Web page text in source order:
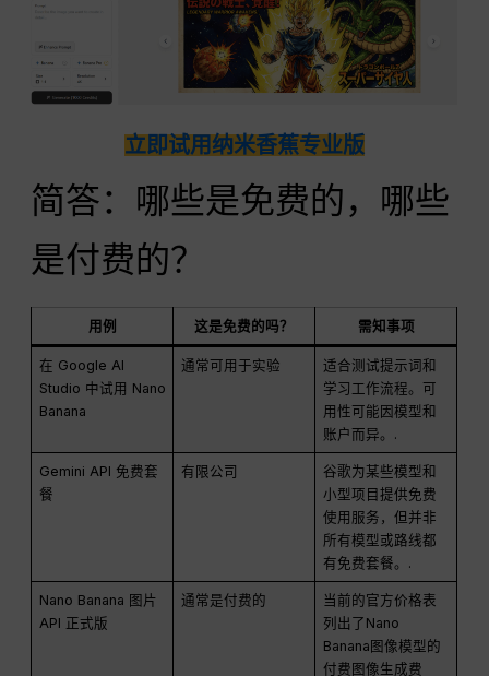
立即试用纳米香蕉专业版
简答：哪些是免费的，哪些
是付费的？
用例 这是免费的吗？ 需知事项
在 Google AI
Studio 中试用 Nano
Banana
通常可用于实验
适合测试提示词和
学习工作流程。可
用性可能因模型和
账户而异。.
Gemini API 免费套
餐
有限公司
谷歌为某些模型和
小型项目提供免费
使用服务，但并非
所有模型或路线都
有免费套餐。.
Nano Banana 图片
API 正式版
通常是付费的
当前的官方价格表
列出了Nano
Banana图像模型的
付费图像生成费